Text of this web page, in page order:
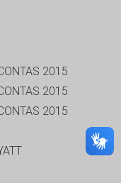
2015
2015
2015